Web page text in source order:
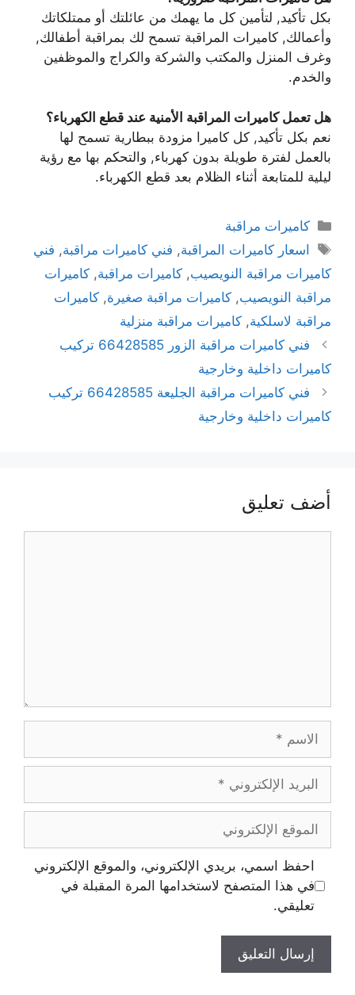
بكل تأكيد, لتأمين كل ما يهمك من عائلتك أو ممتلكاتك
وأعمالك, كاميرات المراقبة تسمح لك بمراقبة أطفالك,
وغرف المنزل والمكتب والشركة والكراج والموظفين
والخدم.
هل تعمل كاميرات المراقبة الأمنية عند قطع الكهرباء؟
نعم بكل تأكيد, كل كاميرا مزودة ببطارية تسمح لها
بالعمل لفترة طويلة بدون كهرباء, والتحكم بها مع رؤية
ليلية للمتابعة أثناء الظلام بعد قطع الكهرباء.
كاميرات مراقبة
اسعار كاميرات المراقبة, فني كاميرات مراقبة, فني
كاميرات مراقبة النويصيب, كاميرات مراقبة, كاميرات
مراقبة النويصيب, كاميرات مراقبة صغيرة, كاميرات
مراقبة لاسلكية, كاميرات مراقبة منزلية
فني كاميرات مراقبة الزور 66428585 تركيب
كاميرات داخلية وخارجية
فني كاميرات مراقبة الجليعة 66428585 تركيب
كاميرات داخلية وخارجية
أضف تعليق
احفظ اسمي، بريدي الإلكتروني، والموقع الإلكتروني
في هذا المتصفح لاستخدامها المرة المقبلة في
تعليقي.